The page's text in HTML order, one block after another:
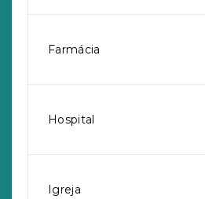
Farmácia
Hospital
Igreja